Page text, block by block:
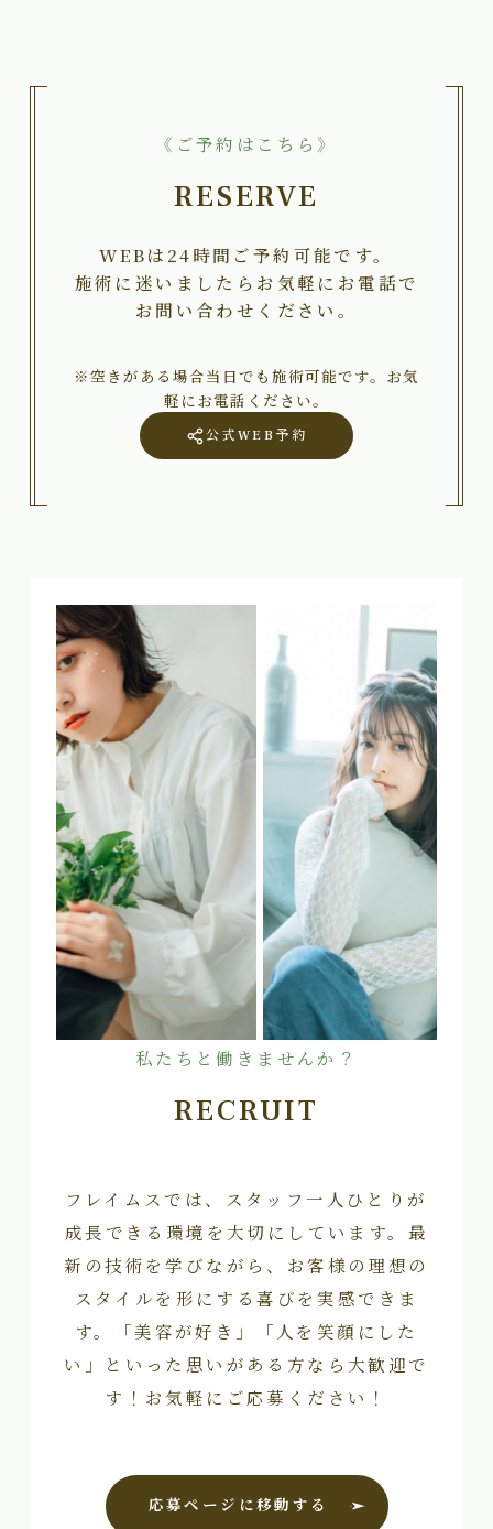
《ご予約はこちら》
RESERVE
WEBは24時間ご予約可能です。
施術に迷いましたらお気軽にお電話で
お問い合わせください。
※空きがある場合当日でも施術可能です。お気
軽にお電話ください。
公式WEB予約
私たちと働きませんか？
RECRUIT
フレイムスでは、スタッフ一人ひとりが
成長できる環境を大切にしています。最
新の技術を学びながら、お客様の理想の
スタイルを形にする喜びを実感できま
す。「美容が好き」「人を笑顔にした
い」といった思いがある方なら大歓迎で
す！お気軽にご応募ください！
応募ページに移動する